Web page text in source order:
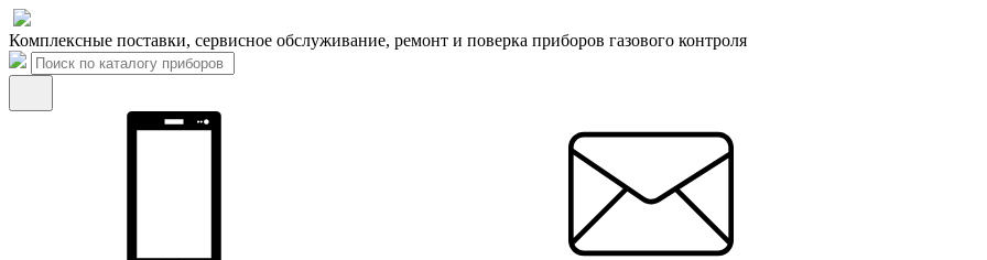
Комплексные поставки, сервисное обслуживание, ремонт и поверка приборов газового контроля